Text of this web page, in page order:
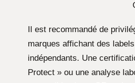
Il est recommandé de
marques affichant des
indépendants. Une
Protect » ou une analyse